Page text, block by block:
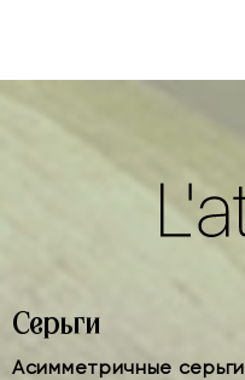
Серьги
Асимметричные серьги